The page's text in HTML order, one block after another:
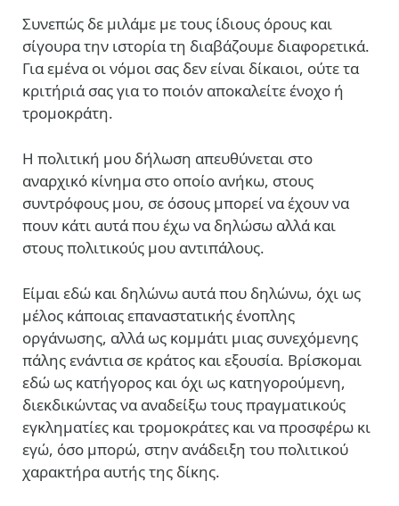
Συνεπώς δε μιλάμε με τους ίδιους όρους και
σίγουρα την ιστορία τη διαβάζουμε διαφορετικά.
Για εμένα οι νόμοι σας δεν είναι δίκαιοι, ούτε τα
κριτήριά σας για το ποιόν αποκαλείτε ένοχο ή
τρομοκράτη.
Η πολιτική μου δήλωση απευθύνεται στο
αναρχικό κίνημα στο οποίο ανήκω, στους
συντρόφους μου, σε όσους μπορεί να έχουν να
πουν κάτι αυτά που έχω να δηλώσω αλλά και
στους πολιτικούς μου αντιπάλους.
Είμαι εδώ και δηλώνω αυτά που δηλώνω, όχι ως
μέλος κάποιας επαναστατικής ένοπλης
οργάνωσης, αλλά ως κομμάτι μιας συνεχόμενης
πάλης ενάντια σε κράτος και εξουσία. Βρίσκομαι
εδώ ως κατήγορος και όχι ως κατηγορούμενη,
διεκδικώντας να αναδείξω τους πραγματικούς
εγκληματίες και τρομοκράτες και να προσφέρω κι
εγώ, όσο μπορώ, στην ανάδειξη του πολιτικού
χαρακτήρα αυτής της δίκης.